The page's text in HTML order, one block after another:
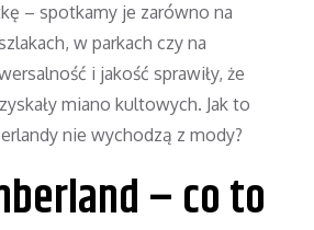
– spotkamy je zarówno na
w parkach czy na
i jakość sprawiły, że
miano kultowych. Jak to
nie wychodzą z mody?
– co to